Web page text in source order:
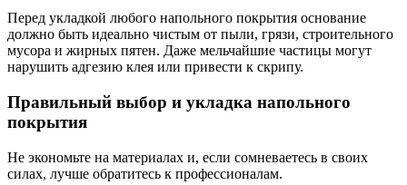
Перед укладкой любого напольного покрытия основание
должно быть идеально чистым от пыли, грязи, строительного
мусора и жирных пятен. Даже мельчайшие частицы могут
нарушить адгезию клея или привести к скрипу.
Правильный выбор и укладка напольного
покрытия
Не экономьте на материалах и, если сомневаетесь в своих
силах, лучше обратитесь к профессионалам.